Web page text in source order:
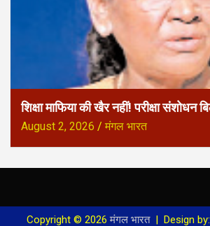
शिक्षा माफिया की खैर नहीं! परीक्षा संशोधन
August 2, 2026 मंगल भारत
Copyright © 2026मंगल भारत Design by: